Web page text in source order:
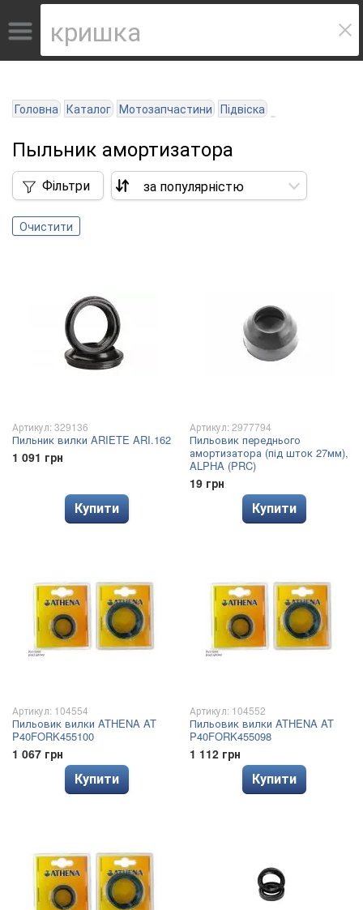
Головна Каталог Мотозапчастини Підвіска
Пыльник амортизатора
Фільтри
Очистити
Артикул: 329136
Пильник вилки ARIETE ARI.162
1 091 грн
Купити
Артикул: 2977794
Пильовик переднього
амортизатора (під шток 27мм),
ALPHA (PRC)
19 грн
Купити
Артикул: 104554
Пильовик вилки ATHENA AT
P40FORK455100
1 067 грн
Купити
Артикул: 104552
Пильовик вилки ATHENA AT
P40FORK455098
1 112 грн
Купити